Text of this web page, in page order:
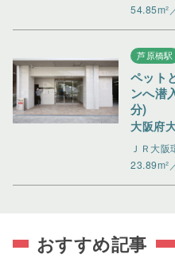
54.85m²
芦原橋駅
ペット
ンへ潜
分)
大阪府
ＪＲ大
23.89m²
おすすめ記事